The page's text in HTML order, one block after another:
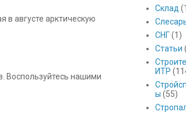
в августе арктическую
Воспользуйтесь нашими
Склад
СНГ (1)
Статьи
ИТР
ы (55)